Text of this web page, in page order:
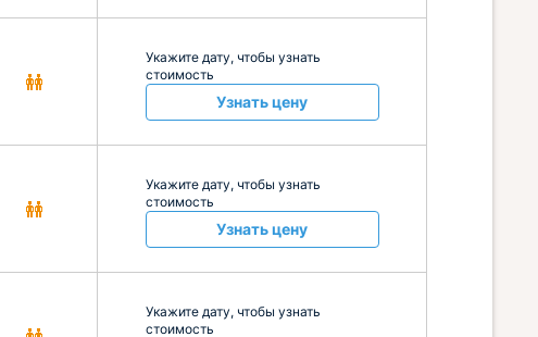
Укажите дату, чтобы узнать
стоимость
Узнать цену
Укажите дату, чтобы узнать
стоимость
Узнать цену
Укажите дату, чтобы узнать
стоимость